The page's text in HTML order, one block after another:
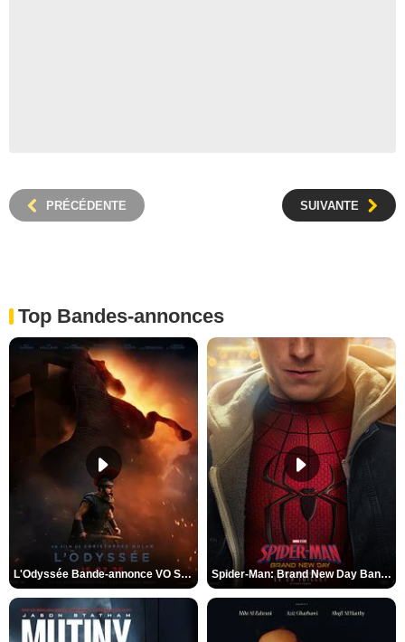
PRÉCÉDENTE SUIVANTE
Top Bandes-annonces
L'Odyssée Bande-annonce VO STFR Spider-Man: Brand New Day Bande-annonce VO STFR